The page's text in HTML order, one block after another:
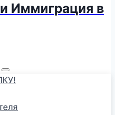
Иммиграция в